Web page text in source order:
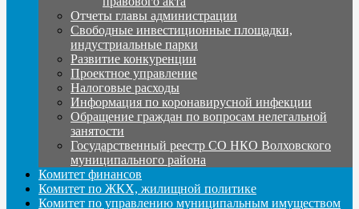
Отчеты главы администрации
Свободные инвестиционные площадки,
индустриальные парки
Развитие конкуренции
Проектное управление
Налоговые расходы
Информация по коронавирусной инфекции
Обращение граждан по вопросам нелегальной
занятости
Государственный реестр СО НКО Волховского
муниципального района
Комитет финансов
Комитет по ЖКХ, жилищной политике
Комитет по управлению муниципальным имуществом